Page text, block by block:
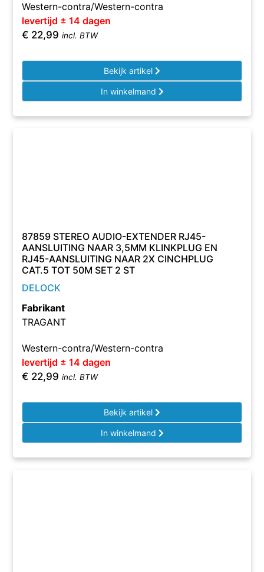
Western-contra/Western-contra
levertijd ± 14 dagen
€ 22,99 incl. BTW
Bekijk artikel
In winkelmand
87859 STEREO AUDIO-EXTENDER RJ45-
AANSLUITING NAAR 3,5MM KLINKPLUG EN
RJ45-AANSLUITING NAAR 2X CINCHPLUG
CAT.5 TOT 50M SET 2 ST
DELOCK
Fabrikant
TRAGANT
Western-contra/Western-contra
levertijd ± 14 dagen
€ 22,99 incl. BTW
Bekijk artikel
In winkelmand